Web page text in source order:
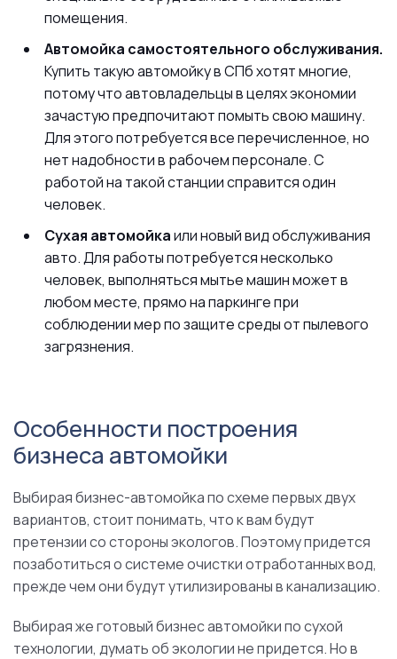
помещения.
Автомойка самостоятельного обслуживания.
Купить такую автомойку в СПб хотят многие,
потому что автовладельцы в целях экономии
зачастую предпочитают помыть свою машину.
Для этого потребуется все перечисленное, но
нет надобности в рабочем персонале. С
работой на такой станции справится один
человек.
Сухая автомойкаили новый вид обслуживания
авто. Для работы потребуется несколько
человек, выполняться мытье машин может в
любом месте, прямо на паркинге при
соблюдении мер по защите среды от пылевого
загрязнения.
Особенности построения
бизнеса автомойки
Выбирая бизнес-автомойка по схеме первых двух
вариантов, стоит понимать, что к вам будут
претензии со стороны экологов. Поэтому придется
позаботиться о системе очистки отработанных вод,
прежде чем они будут утилизированы в канализацию.
Выбирая же готовый бизнес автомойки по сухой
технологии, думать об экологии не придется. Но в